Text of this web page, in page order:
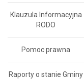
Klauzula Informacyjna
RODO
Pomoc prawna
Raporty o stanie Gminy